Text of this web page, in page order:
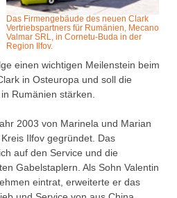
Das Firmengebäude des neuen Clark
Vertriebspartners für Rumänien, Mecano
Valmar SRL, in Cornetu-Buda in der
Region Ilfov.
einen wichtigen Meilenstein beim
in Osteuropa und soll die
Rumänien stärken.
2003 von Marinela und Marian
Ilfov gegründet. Das
auf den Service und die
Gabelstaplern. Als Sohn Valentin
eintrat, erweiterte er das